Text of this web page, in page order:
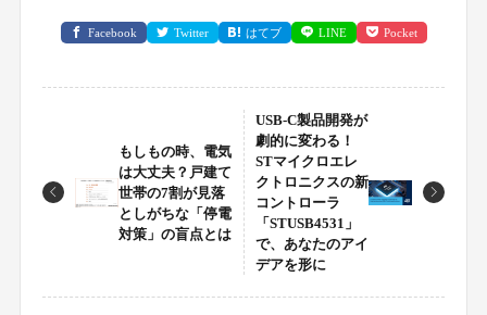
Facebook Twitter はてブ LINE Pocket
もしもの時、電気
は大丈夫？戸建て
世帯の7割が見落
としがちな「停電
対策」の盲点とは
USB-C製品開発が
劇的に変わる！
STマイクロエレ
クトロニクスの新
コントローラ
「STUSB4531」
で、あなたのアイ
デアを形に